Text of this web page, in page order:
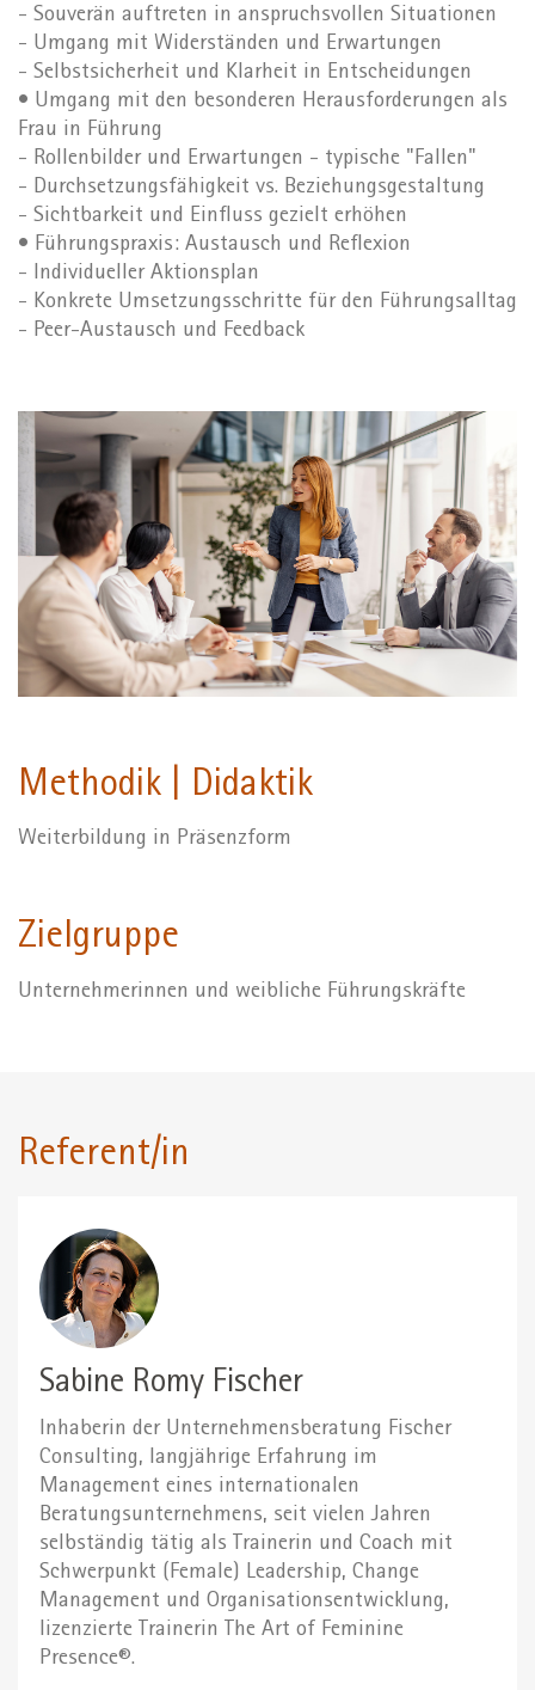
- Souverän auftreten in anspruchsvollen Situationen
- Umgang mit Widerständen und Erwartungen
- Selbstsicherheit und Klarheit in Entscheidungen
• Umgang mit den besonderen Herausforderungen als
Frau in Führung
- Rollenbilder und Erwartungen - typische "Fallen"
- Durchsetzungsfähigkeit vs. Beziehungsgestaltung
- Sichtbarkeit und Einfluss gezielt erhöhen
• Führungspraxis: Austausch und Reflexion
- Individueller Aktionsplan
- Konkrete Umsetzungsschritte für den Führungsalltag
- Peer-Austausch und Feedback
Methodik | Didaktik
Weiterbildung in Präsenzform
Zielgruppe
Unternehmerinnen und weibliche Führungskräfte
Referent/in
Sabine Romy Fischer
Inhaberin der Unternehmensberatung Fischer
Consulting, langjährige Erfahrung im
Management eines internationalen
Beratungsunternehmens, seit vielen Jahren
selbständig tätig als Trainerin und Coach mit
Schwerpunkt (Female) Leadership, Change
Management und Organisationsentwicklung,
lizenzierte Trainerin The Art of Feminine
Presence®.